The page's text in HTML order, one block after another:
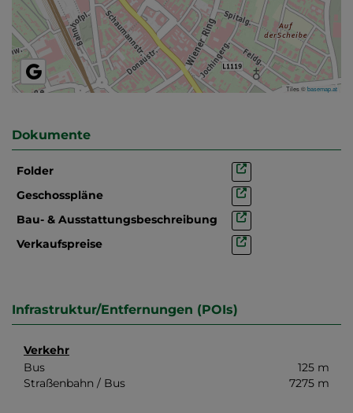
Tiles ©basemap.at
Dokumente
Folder
Geschosspläne
Bau- & Ausstattungsbeschreibung
Verkaufspreise
Infrastruktur/Entfernungen (POIs)
Verkehr
Bus
125 m
Straßenbahn / Bus
7275 m